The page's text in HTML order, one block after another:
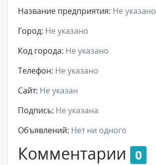
Название предприятия: Не указано
Город: Не указано
Код города: Не указано
Телефон: Не указано
Сайт: Не указан
Подпись: Не указана
Объявлений: Нет ни одного
Комментарии 0